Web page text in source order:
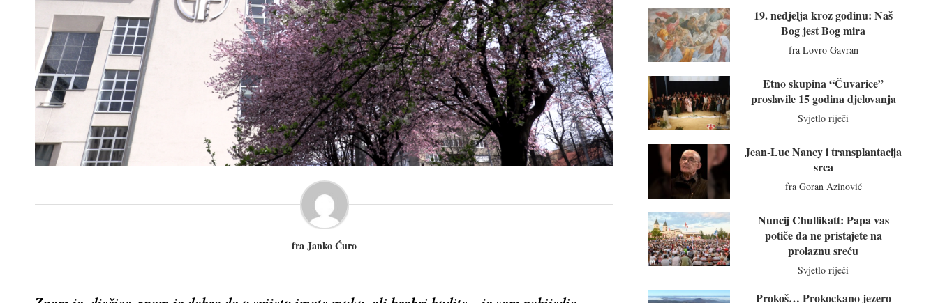
fra Janko Ćuro
19. nedjelja kroz godinu: Naš
Bog jest Bog mira
fra Lovro Gavran
Etno skupina “Čuvarice”
proslavile 15 godina djelovanja
Svjetlo riječi
Jean-Luc Nancy i transplantacija
srca
fra Goran Azinović
Nuncij Chullikatt: Papa vas
potiče da ne pristajete na
prolaznu sreću
Svjetlo riječi
Prokoš… Prokockano jezero